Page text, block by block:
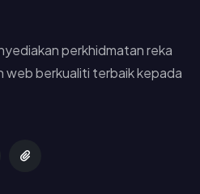
perkhidmatan reka
web berkualiti terbaik kepada